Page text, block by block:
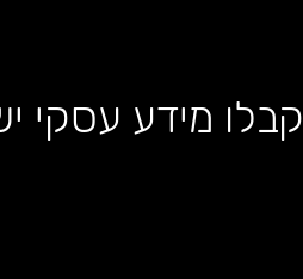
קבלו מידע עסקי